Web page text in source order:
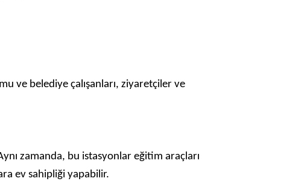
ve belediye çalışanları, ziyaretçiler ve
zamanda, bu istasyonlar eğitim araçları
ev sahipliği yapabilir.